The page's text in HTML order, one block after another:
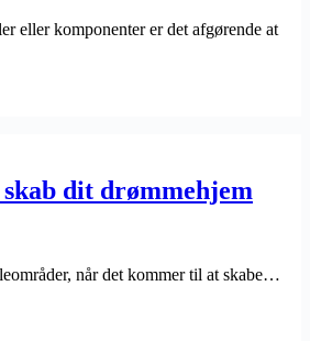
eller komponenter er det afgørende at
dit drømmehjem
når det kommer til at skabe…